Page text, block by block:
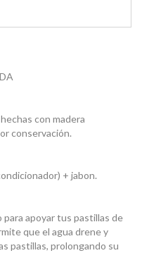
con madera
conservación.
+ jabon.
apoyar tus pastillas de
que el agua drene y
pastillas, prolongando su